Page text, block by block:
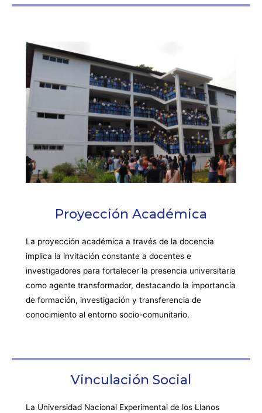
Proyección Académica
La proyección académica a través de la docencia
implica la invitación constante a docentes e
investigadores para fortalecer la presencia universitaria
como agente transformador, destacando la importancia
de formación, investigación y transferencia de
conocimiento al entorno socio-comunitario.
Vinculación Social
La Universidad Nacional Experimental de los Llanos